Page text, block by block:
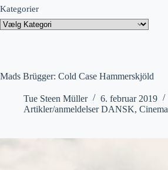
Mads Brügger: Cold Case Hammerskjöld
Tue Steen Müller
6. februar 2019
Artikler/anmeldelser DANSK, Cinema
Kategorier